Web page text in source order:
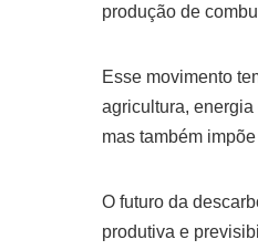
produção de
Esse movimento
agricultura,
mas também
O futuro da
produtiva e